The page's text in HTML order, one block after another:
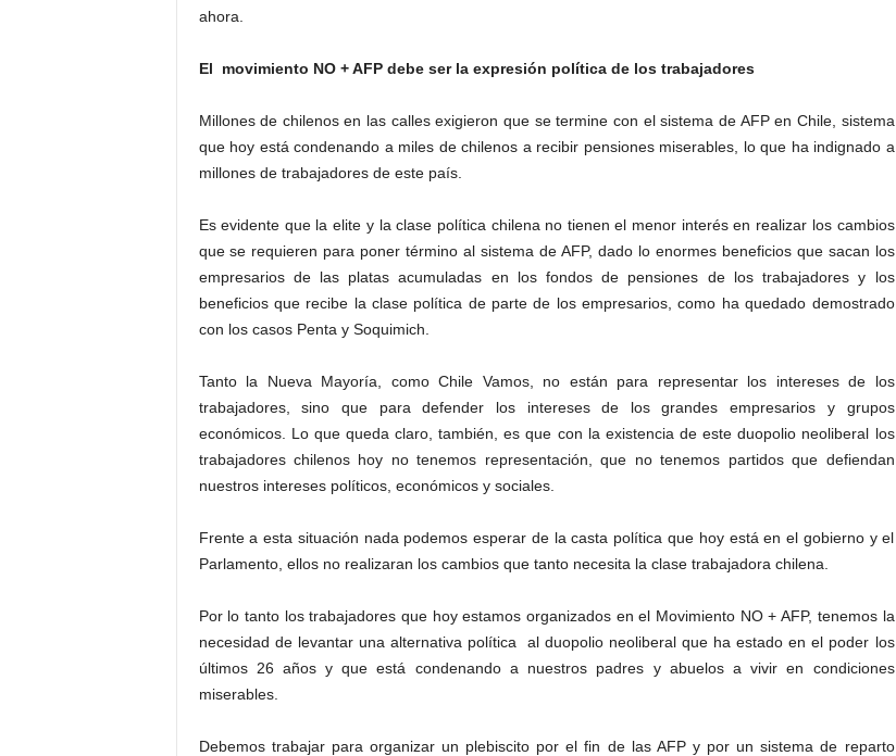
ahora.
El movimiento NO + AFP debe ser la expresión política de los trabajadores
Millones de chilenos en las calles exigieron que se termine con el sistema de AFP en Chile, sistema
que hoy está condenando a miles de chilenos a recibir pensiones miserables, lo que ha indignado a
millones de trabajadores de este país.
Es evidente que la elite y la clase política chilena no tienen el menor interés en realizar los cambios
que se requieren para poner término al sistema de AFP, dado lo enormes beneficios que sacan los
empresarios de las platas acumuladas en los fondos de pensiones de los trabajadores y los
beneficios que recibe la clase política de parte de los empresarios, como ha quedado demostrado
con los casos Penta y Soquimich.
Tanto la Nueva Mayoría, como Chile Vamos, no están para representar los intereses de los
trabajadores, sino que para defender los intereses de los grandes empresarios y grupos
económicos. Lo que queda claro, también, es que con la existencia de este duopolio neoliberal los
trabajadores chilenos hoy no tenemos representación, que no tenemos partidos que defiendan
nuestros intereses políticos, económicos y sociales.
Frente a esta situación nada podemos esperar de la casta política que hoy está en el gobierno y el
Parlamento, ellos no realizaran los cambios que tanto necesita la clase trabajadora chilena.
Por lo tanto los trabajadores que hoy estamos organizados en el Movimiento NO + AFP, tenemos la
necesidad de levantar una alternativa política al duopolio neoliberal que ha estado en el poder los
últimos 26 años y que está condenando a nuestros padres y abuelos a vivir en condiciones
miserables.
Debemos trabajar para organizar un plebiscito por el fin de las AFP y por un sistema de reparto